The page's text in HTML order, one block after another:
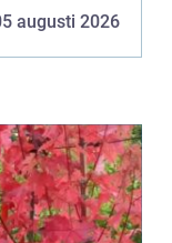
augusti 2026